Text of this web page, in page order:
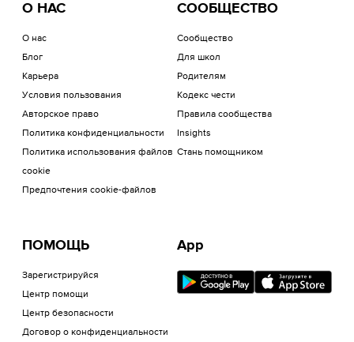
О НАС
О нас
Блог
Карьера
Условия пользования
Авторское право
Политика конфиденциальности
Политика использования файлов
cookie
Предпочтения cookie-файлов
СООБЩЕСТВО
Сообщество
Для школ
Родителям
Кодекс чести
Правила сообщества
Insights
Стань помощником
ПОМОЩЬ
Зарегистрируйся
Центр помощи
Центр безопасности
Договор о конфиденциальности
App